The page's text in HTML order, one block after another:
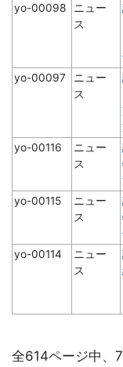
yo-00098
ニュー
ス
yo-00097
ニュー
ス
yo-00116
ニュー
ス
yo-00115
ニュー
ス
yo-00114
ニュー
ス
全614ページ中、